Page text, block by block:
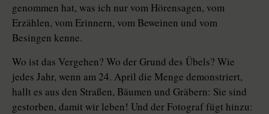
genommen hat, was ich nur vom Hörensagen, vom
Erzählen, vom Erinnern, vom Beweinen und vom
Besingen kenne.
Wo ist das Vergehen? Wo der Grund des Übels? Wie
jedes Jahr, wenn am 24. April die Menge demonstriert,
hallt es aus den Straßen, Bäumen und Gräbern: Sie sind
gestorben, damit wir leben! Und der Fotograf fügt hinzu: